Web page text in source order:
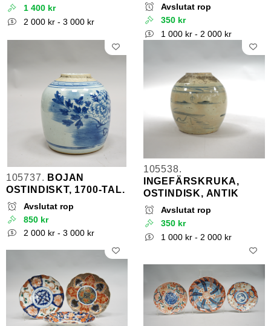
1 400 kr
2 000 kr - 3 000 kr
Avslutat rop
350 kr
1 000 kr - 2 000 kr
105737. BOJAN
OSTINDISKT, 1700-TAL.
Avslutat rop
850 kr
2 000 kr - 3 000 kr
105538.
INGEFÄRSKRUKA,
OSTINDISK, ANTIK
Avslutat rop
350 kr
1 000 kr - 2 000 kr